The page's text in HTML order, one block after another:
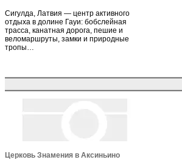
Сигулда, Латвия — центр активного
отдыха в долине Гауи: бобслейная
трасса, канатная дорога, пешие и
веломаршруты, замки и природные
тропы…
Церковь Знамения в Аксиньино